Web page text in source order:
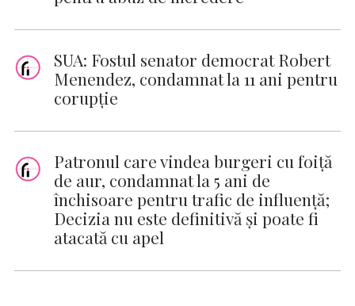
SUA: Fostul senator democrat Robert
Menendez, condamnat la 11 ani pentru
corupție
Patronul care vindea burgeri cu foiţă
de aur, condamnat la 5 ani de
închisoare pentru trafic de influenţă;
Decizia nu este definitivă şi poate fi
atacată cu apel